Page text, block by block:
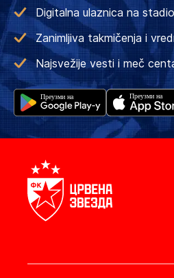
Digitalna ulaznica na
Zanimljiva takmičenja i
Najsvežije vesti i meč